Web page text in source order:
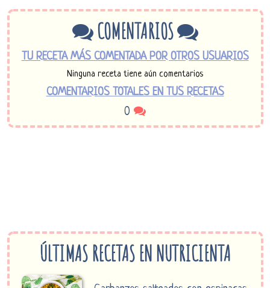
COMENTARIOS
TU RECETA MÁS COMENTADA POR OTROS USUARIOS
Ninguna receta tiene aún comentarios
COMENTARIOS TOTALES EN TUS RECETAS
0
ÚLTIMAS RECETAS EN NUTRICIENTA